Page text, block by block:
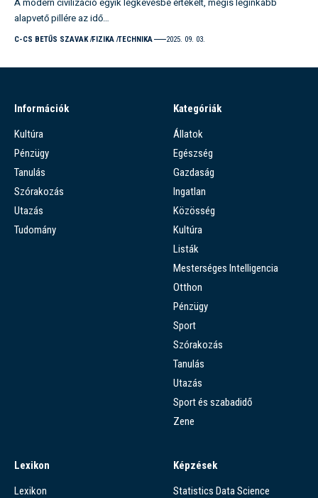
alapvető pillére az idő…
C-CS BETŰS SZAVAK FIZIKA TECHNIKA 2025. 09. 03.
Információk
Kultúra
Pénzügy
Tanulás
Szórakozás
Utazás
Tudomány
Kategóriák
Állatok
Egészség
Gazdaság
Ingatlan
Közösség
Kultúra
Listák
Mesterséges Intelligencia
Otthon
Pénzügy
Sport
Szórakozás
Tanulás
Utazás
Sport és szabadidő
Zene
Lexikon
Lexikon
Képzések
Statistics Data Science